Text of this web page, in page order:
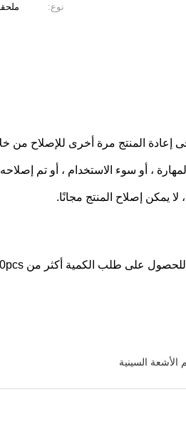
نوع:
إعادة المنتج مرة أخرى للإصلاح من
أو المهارة ، أو سوء الاستخدام ، أو
السينية